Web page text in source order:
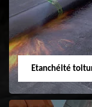
31
Etanchéité